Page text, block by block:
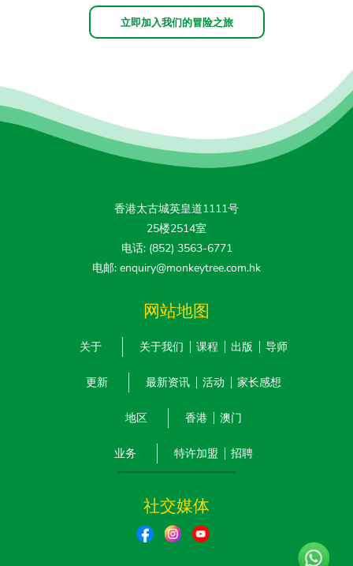
立即加入我们的冒险之旅
香港太古城英皇道1111号
25楼2514室
电话: (852) 3563-6771
电邮: enquiry@monkeytree.com.hk
网站地图
关于 关于我们 课程 出版 导师
更新 最新资讯 活动 家长感想
地区 香港 澳门
业务 特许加盟 招聘
社交媒体